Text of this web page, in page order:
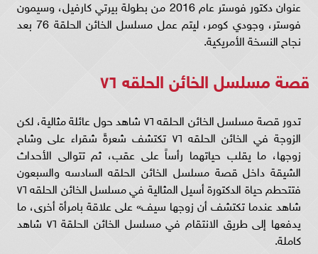
عنوان دكتور فوستر عام 2016 من بطولة بيرتي كارفيل، وسيمون
فوستر، وجودي كومر، ليتم عمل مسلسل الخائن الحلقة 76 بعد
نجاح النسخة الأمريكية.
قصة مسلسل الخائن الحلقه ٧٦
تدور قصة مسلسل الخائن الحلقه ٧٦ شاهد حول عائلة مثالية، لكن
الزوجة في الخائن الحلقه ٧٦ تكتشف شعرةً شقراء على وشاح
زوجها، ما يقلب حياتهما رأساً على عقب، ثم تتوالى الأحداث
الشيقة داخل قصة مسلسل الخائن الحلقه السادسه والسبعون
فتتحطم حياة الدكتورة أسيل المثالية في مسلسل الخائن الحلقه ٧٦
شاهد عندما تكتشف أن زوجها سيف» على علاقة بامرأة أخرى، ما
يدفعها إلى طريق الانتقام في مسلسل الخائن الحلقة ٧٦ شاهد
كاملة.